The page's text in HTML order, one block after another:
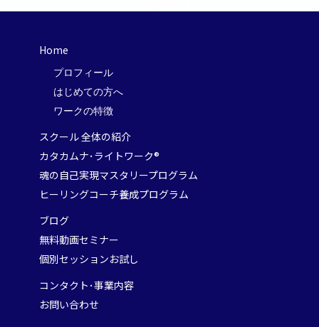
Home
プロフィール
はじめての方へ
ワークの特徴
スクール 全体の紹介
カタカムナ･ライトワーク®
魂の自己実現マスタリープログラム
ヒーリングコーチ養成プログラム
ブログ
無料動画セミナー
個別セッションお試し
コンタクト･事業内容
お問い合わせ